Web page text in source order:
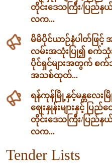
တိုင်းဒေသကြီး/ပြည်
လက...
မိမိပိုင်ယာဉ်နံပါတ်ဖြင့်
လမ်းအသုံးပြု၍ စက်
ပိုင်ရှင်များအတွက် စက်
အသစ်ထုတ်...
ရန်ကုန်မြို့နှင့်မန္တလ
ဈေးနှုန်းများနှင့် ပြည်
တိုင်းဒေသကြီး/ပြည်
လက...
Tender Lists